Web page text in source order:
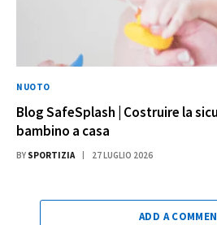
NUOTO
Blog SafeSplash | Costruire la
bambino a casa
BY SPORTIZIA 27 LUGLIO 2026
ADD A